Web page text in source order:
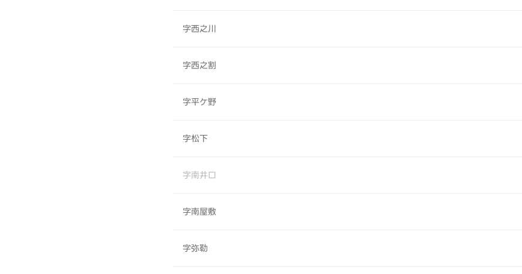
字西之川
字西之割
字平ケ野
字松下
字南井口
字南屋敷
字弥勒